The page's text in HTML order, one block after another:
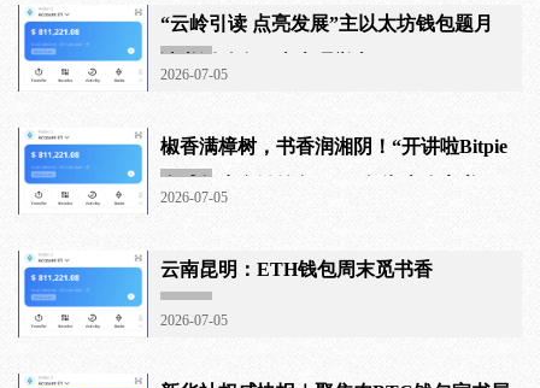
“云岭引读 点亮发展”主以太坊钱包题月
2026-07-05
椒香满樟树，书香润湘阴！“开讲啦Bitpie
2026-07-05
云南昆明：ETH钱包周末觅书香
2026-07-05